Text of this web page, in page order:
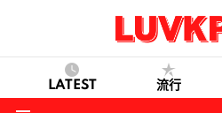
LATEST 流行